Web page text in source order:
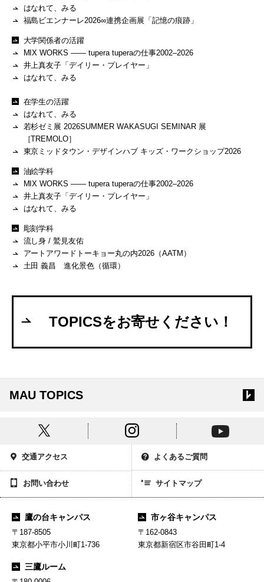
はなれて、みる
福島ビエンナーレ2026∞連携企画展「記憶の痕跡」
大学関係者の活躍
MIX WORKS —— tupera tuperaの仕事2002–2026
井上真友子「デイリー・プレイヤー」
はなれて、みる
在学生の活躍
はなれて、みる
若杉ゼミ展 2026SUMMER WAKASUGI SEMINAR 展
［TREMOLO］
東京ミッドタウン・デザインハブ キッズ・ワークショップ2026
油絵学科
MIX WORKS —— tupera tuperaの仕事2002–2026
井上真友子「デイリー・プレイヤー」
はなれて、みる
彫刻学科
流し身 / 鷲見友佑
アートアワードトーキョー丸の内2026（AATM）
土田 義昌 進化景色（循環）
TOPICSをお寄せください！
MAU TOPICS
交通アクセス よくあるご質問
お問い合わせ サイトマップ
鷹の台キャンパス
〒187-8505
東京都小平市小川町1-736
市ヶ谷キャンパス
〒162-0843
東京都新宿区市谷田町1-4
三鷹ルーム